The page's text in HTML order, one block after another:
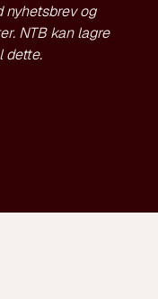
og
NTB kan lagre
dette.